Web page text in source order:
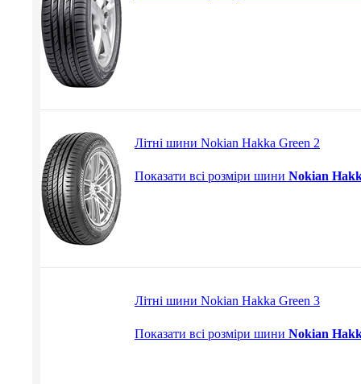
Літні шини Nokian Hakka Green 2
Показати всі розміри шини Nokian
Літні шини Nokian Hakka Green 3
Показати всі розміри шини Nokian